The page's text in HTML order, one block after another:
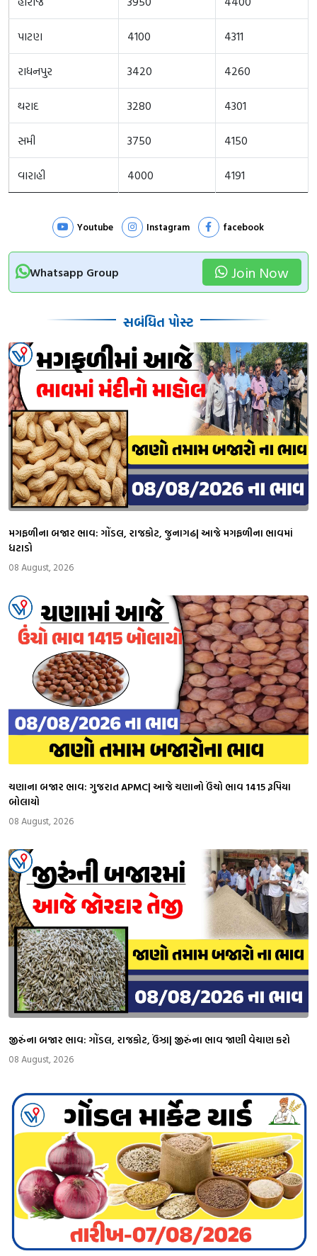
પાટણ 4100 4311
રાધનપુર 3420 4260
થરાદ 3280 4301
સમી 3750 4150
વારાહી 4000 4191
Youtube Instagram facebook
Whatsapp Group Join Now
સબંધિત પોસ્ટ
મગફળીના બજાર ભાવ: ગોંડલ, રાજકોટ, જુનાગઢ| આજે મગફળીના ભાવમાં
ધટાડો
08 August, 2026
ચણાના બજાર ભાવ: ગુજરાત APMC| આજે ચણાનો ઉંચો ભાવ 1415 રૂપિયા
બોલાયો
08 August, 2026
જીરુંના બજાર ભાવ: ગોંડલ, રાજકોટ, ઉંઝા| જીરુંના ભાવ જાણી વેચાણ કરો
08 August, 2026